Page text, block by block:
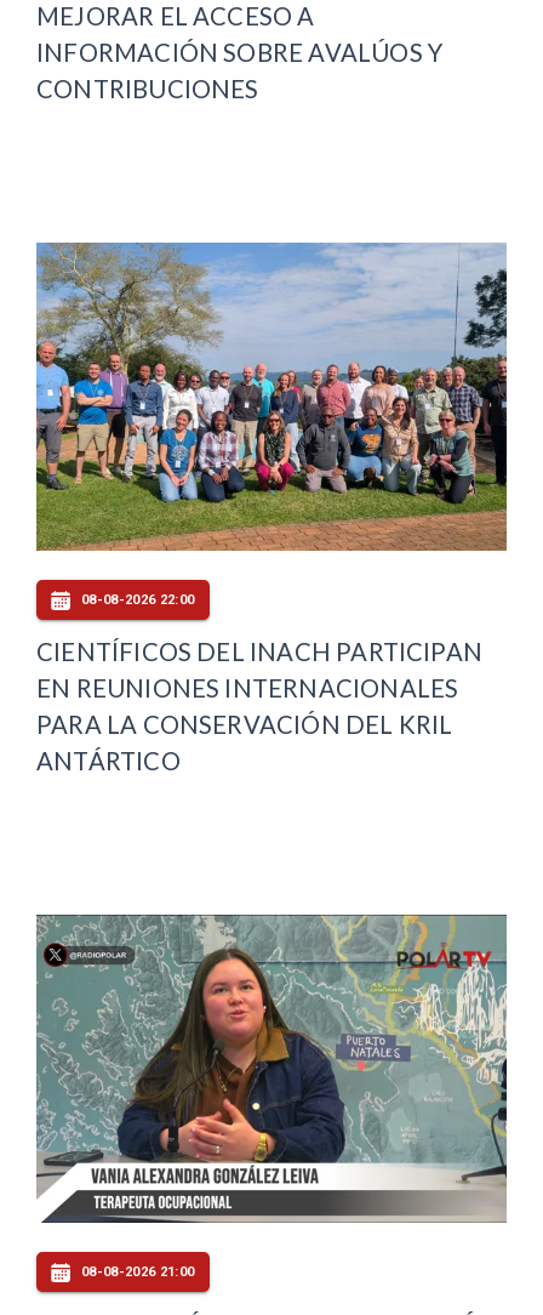
MEJORAR EL ACCESO A
INFORMACIÓN SOBRE AVALÚOS Y
CONTRIBUCIONES
08-08-2026 22:00
CIENTÍFICOS DEL INACH PARTICIPAN
EN REUNIONES INTERNACIONALES
PARA LA CONSERVACIÓN DEL KRIL
ANTÁRTICO
08-08-2026 21:00